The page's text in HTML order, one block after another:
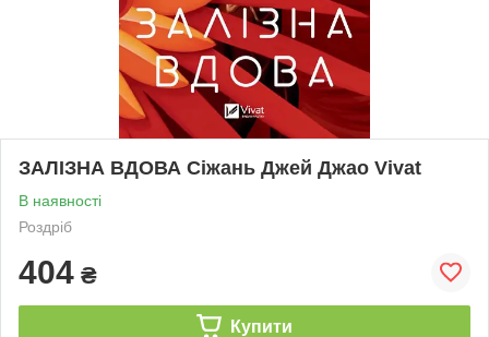
ЗАЛІЗНА ВДОВА Сіжань Джей Джао Vivat
В наявності
Роздріб
404 ₴
Купити